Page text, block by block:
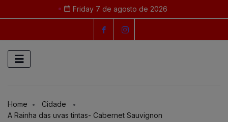
Friday 7 de agosto de 2026
Home
Cidade
A Rainha das uvas tintas- Cabernet Sauvignon